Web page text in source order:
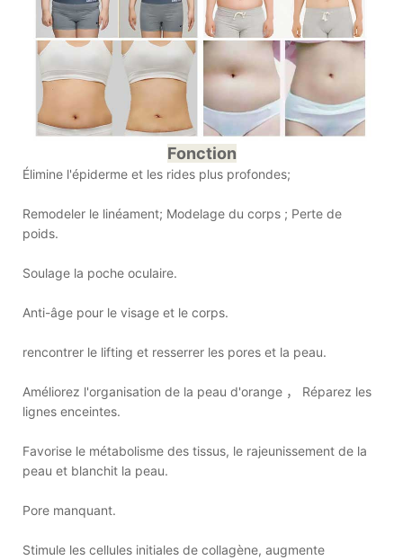
Fonction
Élimine l'épiderme et les rides plus profondes;
Remodeler le linéament; Modelage du corps ; Perte de
poids.
Soulage la poche oculaire.
Anti-âge pour le visage et le corps.
rencontrer le lifting et resserrer les pores et la peau.
Améliorez l'organisation de la peau d'orange ， Réparez les
lignes enceintes.
Favorise le métabolisme des tissus, le rajeunissement de la
peau et blanchit la peau.
Pore manquant.
Stimule les cellules initiales de collagène, augmente